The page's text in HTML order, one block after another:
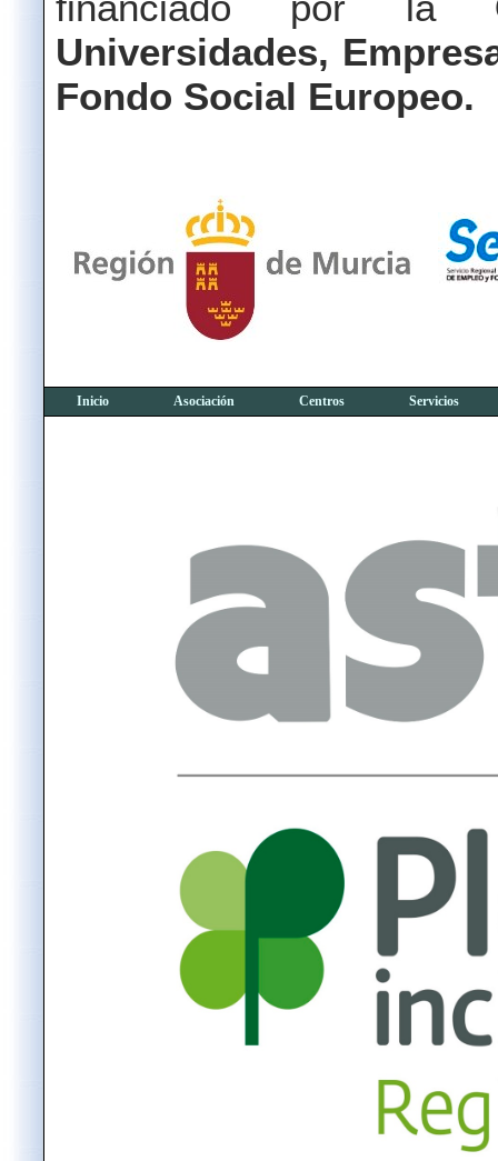
Universidades,
Fondo Social Europeo.
Inicio Asociación Centros Servicios